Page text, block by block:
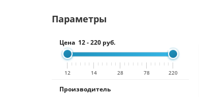
Параметры
Цена 12-220 руб.
12 14 28 78 220
Производитель